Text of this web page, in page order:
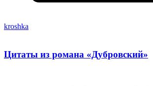
kroshka
Цитаты из романа «Дубровский»